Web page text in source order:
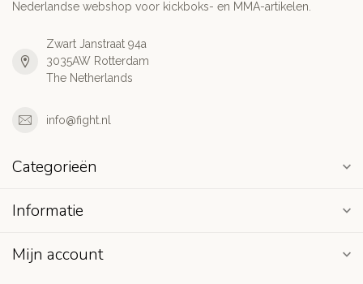
Nederlandse webshop voor kickboks- en MMA-artikelen.
Zwart Janstraat 94a
3035AW Rotterdam
The Netherlands
info@fight.nl
Categorieën
Informatie
Mijn account